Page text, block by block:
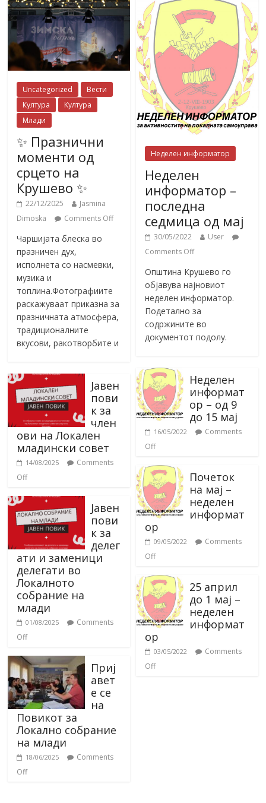
Uncategorized
Вести
Култура
Култура
Млади
✨ Празнични
моменти од
срцето на
Крушево ✨
22/12/2025
Jasmina
Dimoska
Comments Off
Чаршијата блеска во
празничен дух,
исполнета со насмевки,
музика и
топлина.Фотографиите
раскажуваат приказна за
празничната атмосфера,
традиционалните
вкусови, ракотворбите и
Јавен
пови
к за
член
ови на Локален
младински совет
14/08/2025
Comments
Off
Јавен
пови
к за
делег
ати и заменици
делегати во
Локалното
собрание на
млади
01/08/2025
Comments
Off
Приј
авет
е се
на
Повикот за
Локално собрание
на млади
18/06/2025
Comments
Off
Неделен информатор
Неделен
информатор –
последна
седмица од мај
30/05/2022
User
Comments Off
Општина Крушево го
објавува најновиот
неделен информатор.
Подетално за
содржините во
документот подолу.
Неделен
информат
ор – од 9
до 15 мај
16/05/2022
Comments
Off
Почеток
на мај –
неделен
информат
ор
09/05/2022
Comments
Off
25 април
до 1 мај –
неделен
информат
ор
03/05/2022
Comments
Off